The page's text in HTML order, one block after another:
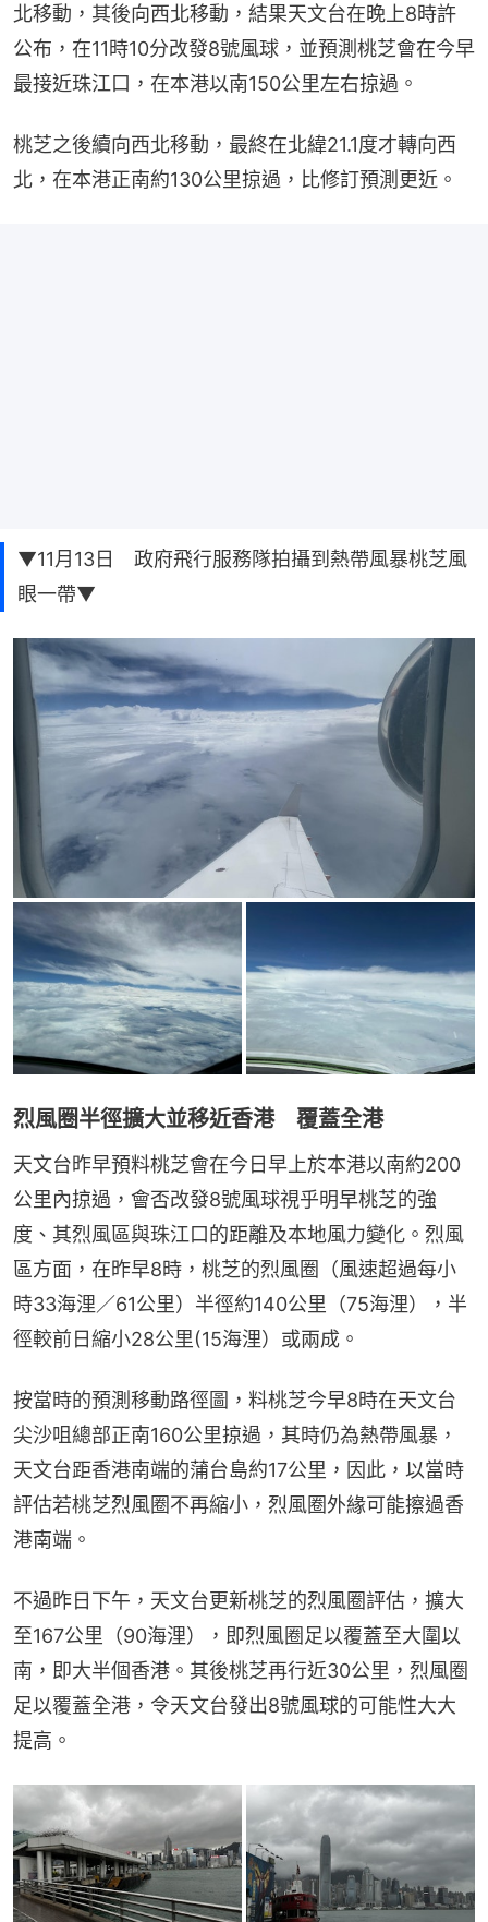
北移動，其後向西北移動，結果天文台在晚上8時許
公布，在11時10分改發8號風球，並預測桃芝會在今早
最接近珠江口，在本港以南150公里左右掠過。
桃芝之後續向西北移動，最終在北緯21.1度才轉向西
北，在本港正南約130公里掠過，比修訂預測更近。
▼11月13日 政府飛行服務隊拍攝到熱帶風暴桃芝風
眼一帶▼
烈風圈半徑擴大並移近香港 覆蓋全港
天文台昨早預料桃芝會在今日早上於本港以南約200
公里內掠過，會否改發8號風球視乎明早桃芝的強
度、其烈風區與珠江口的距離及本地風力變化。烈風
區方面，在昨早8時，桃芝的烈風圈（風速超過每小
時33海浬／61公里）半徑約140公里（75海浬），半
徑較前日縮小28公里(15海浬）或兩成。
按當時的預測移動路徑圖，料桃芝今早8時在天文台
尖沙咀總部正南160公里掠過，其時仍為熱帶風暴，
天文台距香港南端的蒲台島約17公里，因此，以當時
評估若桃芝烈風圈不再縮小，烈風圈外緣可能擦過香
港南端。
不過昨日下午，天文台更新桃芝的烈風圈評估，擴大
至167公里（90海浬），即烈風圈足以覆蓋至大圍以
南，即大半個香港。其後桃芝再行近30公里，烈風圈
足以覆蓋全港，令天文台發出8號風球的可能性大大
提高。